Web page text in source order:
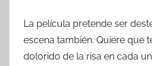
La película pretende ser
escena también. Quiere que
dolorido de la risa en cada